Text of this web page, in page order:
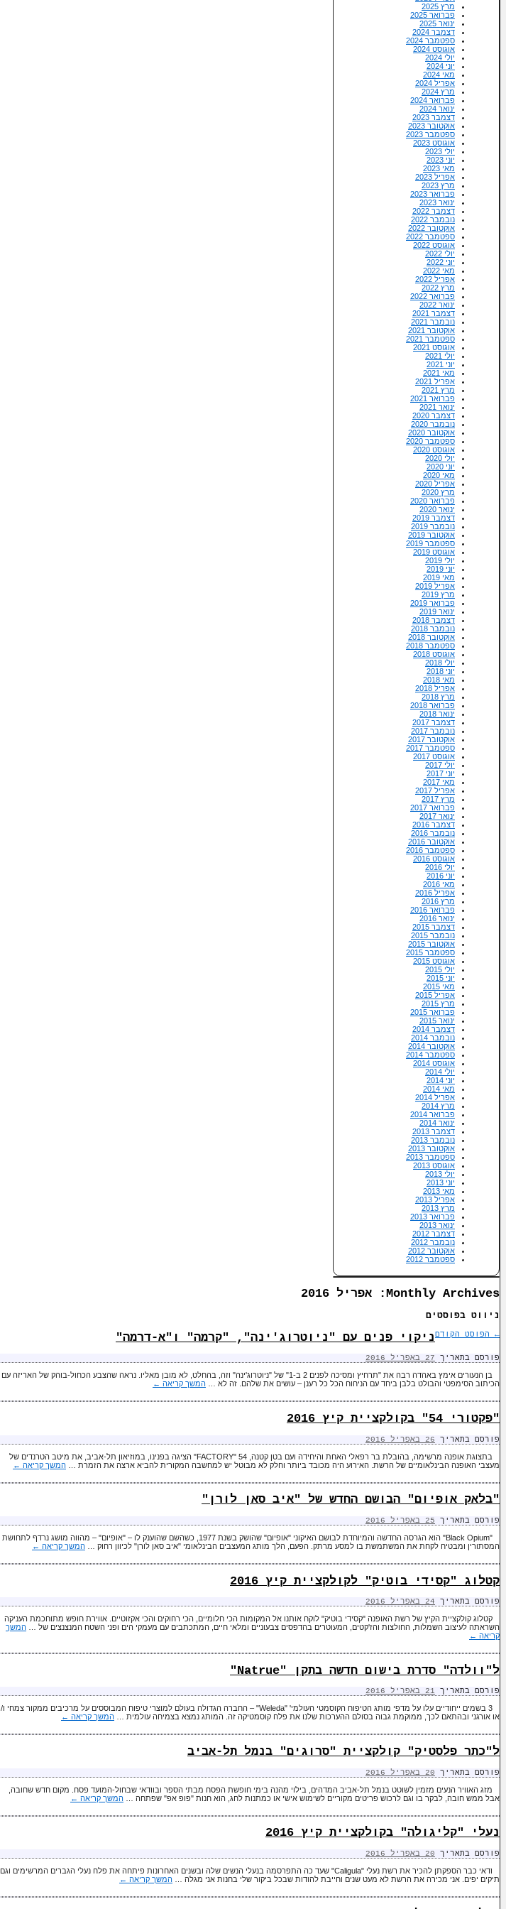
מרץ 2025
פברואר 2025
ינואר 2025
דצמבר 2024
ספטמבר 2024
אוגוסט 2024
יולי 2024
יוני 2024
מאי 2024
אפריל 2024
מרץ 2024
פברואר 2024
ינואר 2024
דצמבר 2023
אוקטובר 2023
ספטמבר 2023
אוגוסט 2023
יולי 2023
יוני 2023
מאי 2023
אפריל 2023
מרץ 2023
פברואר 2023
ינואר 2023
דצמבר 2022
נובמבר 2022
אוקטובר 2022
ספטמבר 2022
אוגוסט 2022
יולי 2022
יוני 2022
מאי 2022
אפריל 2022
מרץ 2022
פברואר 2022
ינואר 2022
דצמבר 2021
נובמבר 2021
אוקטובר 2021
ספטמבר 2021
אוגוסט 2021
יולי 2021
יוני 2021
מאי 2021
אפריל 2021
מרץ 2021
פברואר 2021
ינואר 2021
דצמבר 2020
נובמבר 2020
אוקטובר 2020
ספטמבר 2020
אוגוסט 2020
יולי 2020
יוני 2020
מאי 2020
אפריל 2020
מרץ 2020
פברואר 2020
ינואר 2020
דצמבר 2019
נובמבר 2019
אוקטובר 2019
ספטמבר 2019
אוגוסט 2019
יולי 2019
יוני 2019
מאי 2019
אפריל 2019
מרץ 2019
פברואר 2019
ינואר 2019
דצמבר 2018
נובמבר 2018
אוקטובר 2018
ספטמבר 2018
אוגוסט 2018
יולי 2018
יוני 2018
מאי 2018
אפריל 2018
מרץ 2018
פברואר 2018
ינואר 2018
דצמבר 2017
נובמבר 2017
אוקטובר 2017
ספטמבר 2017
אוגוסט 2017
יולי 2017
יוני 2017
מאי 2017
אפריל 2017
מרץ 2017
פברואר 2017
ינואר 2017
דצמבר 2016
נובמבר 2016
אוקטובר 2016
ספטמבר 2016
אוגוסט 2016
יולי 2016
יוני 2016
מאי 2016
אפריל 2016
מרץ 2016
פברואר 2016
ינואר 2016
דצמבר 2015
נובמבר 2015
אוקטובר 2015
ספטמבר 2015
אוגוסט 2015
יולי 2015
יוני 2015
מאי 2015
אפריל 2015
מרץ 2015
פברואר 2015
ינואר 2015
דצמבר 2014
נובמבר 2014
אוקטובר 2014
ספטמבר 2014
אוגוסט 2014
יולי 2014
יוני 2014
מאי 2014
אפריל 2014
מרץ 2014
פברואר 2014
ינואר 2014
דצמבר 2013
נובמבר 2013
אוקטובר 2013
ספטמבר 2013
אוגוסט 2013
יולי 2013
יוני 2013
מאי 2013
אפריל 2013
מרץ 2013
פברואר 2013
ינואר 2013
דצמבר 2012
נובמבר 2012
אוקטובר 2012
ספטמבר 2012
Monthly Archives: אפריל 2016
ניווט בפוסטים
← הפוסט הקודםניקוי פנים עם "ניוטרוג'ינה", "קרמה" ו"א-דרמה"
פורסם בתאריך 27 באפריל 2016
בן הנעורים אימץ באהדה רבה את "תרחיץ ומסיכה לפנים 2 ב-1" של "ניוטרוג'ינה" וזה, בהחלט, לא מובן מאליו. נראה שהצבע הכחול-בוהק של האריזה עם
הכיתוב הסימפטי והבולט בלבן ביחד עם הניחוח הכל כל רענן – עושים את שלהם. זה לא … המשך קריאה ←
"פקטורי 54" בקולקציית קיץ 2016
פורסם בתאריך 26 באפריל 2016
בתצוגת אופנה מרשימה, בהובלת בר רפאלי האחת והיחידה ועם בטן קטנה, FACTORY" 54" הציגה בפנינו, במוזיאון תל-אביב, את מיטב הטרנדים של
מעצבי האופנה הבינלאומיים של הרשת. האירוע היה מכובד ביותר וחלק לא מבוטל יש למחשבה המקורית להביא ארצה את הזמרת … המשך קריאה ←
"בלאק אופיום" הבושם החדש של "איב סאן לורן"
פורסם בתאריך 25 באפריל 2016
"Black Opium" הוא הגרסה החדשה והמיוחדת לבושם האיקוני "אופיום" שהושק בשנת 1977, כשהשם שהוענק לו – "אופיום" – מהווה מושג נרדף לתחושת
המסתורין ומבטיח לקחת את המשתמשת בו למסע מרתק. הפעם, הלך מותג המעצבים הבינלאומי "איב סאן לורן" לכיוון רחוק … המשך קריאה ←
קטלוג "קסידי בוטיק" לקולקציית קיץ 2016
פורסם בתאריך 24 באפריל 2016
קטלוג קולקציית הקיץ של רשת האופנה "קסידי בוטיק" לוקח אותנו אל המקומות הכי חלומיים, הכי רחוקים והכי אקזוטיים. אווירת חופש מתוחכמת העניקה
השראתה לעיצוב השמלות, החולצות והז'קטים, המעוטרים בהדפסים צבעוניים ומלאי חיים, המתכתבים עם מעמקי הים ופני השטח המנצנצים של … המשך
קריאה ←
ל"וולדה" סדרת בישום חדשה בתקן "Natrue"
פורסם בתאריך 21 באפריל 2016
3 בשמים ייחודיים עלו על מדפי מותג הטיפוח הקוסמטי העולמי' "Weleda" – החברה הגדולה בעולם למוצרי טיפוח המבוססים על מרכיבים ממקור צמחי ו/
או אורגני ובהתאם לכך, ממוקמת גבוה בסולם ההערכות שלנו את פלח קוסמטיקה זה. המותג נמצא בצמיחה עולמית … המשך קריאה ←
ל"כתר פלסטיק" קולקציית "סרוגים" בנמל תל-אביב
פורסם בתאריך 20 באפריל 2016
מזג האוויר הנעים מזמין לשוטט בנמל תל-אביב המדהים, בילוי מהנה בימי חופשת הפסח מבתי הספר ובוודאי שבחול-המועד פסח. מקום חדש שחובה,
אבל ממש חובה, לבקר בו וגם לרכוש פריטים מקוריים לשימוש אישי או כמתנות לחג, הוא חנות "פופ אפ" שפתחה … המשך קריאה ←
נעלי "קליגולה" בקולקציית קיץ 2016
פורסם בתאריך 20 באפריל 2016
ודאי כבר הספקתן להכיר את רשת נעלי "Caligula" שעד כה התפרסמה בנעלי הנשים שלה ובשנים האחרונות פיתחה את פלח נעלי הגברים המרשימים וגם
תיקים יפים. אני מכירה את הרשת לא מעט שנים וחייבת להודות שבכל ביקור שלי בחנות אני מגלה … המשך קריאה ←